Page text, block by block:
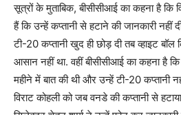
सूत्रों के मुताबिक, बीसीसीआई का कहना है कि
हैं कि उन्हें कप्तानी से हटाने की जानकारी नहीं
टी-20 कप्तानी खुद ही छोड़ दी तब व्हाइट
आसान नहीं था. वहीं बीसीसीआई का कहना है
महीने में बात की थी और उन्हें टी-20 कप्तानी
विराट कोहली को जब वनडे की कप्तानी से